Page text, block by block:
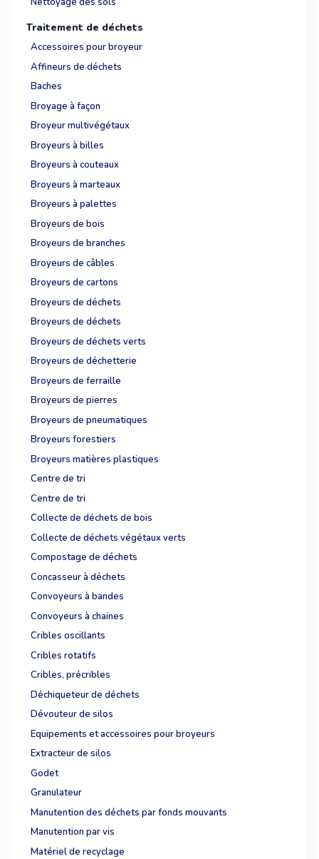
Traitement de déchets
Accessoires pour broyeur
Affineurs de déchets
Baches
Broyage à façon
Broyeur multivégétaux
Broyeurs à billes
Broyeurs à couteaux
Broyeurs à marteaux
Broyeurs à palettes
Broyeurs de bois
Broyeurs de branches
Broyeurs de câbles
Broyeurs de cartons
Broyeurs de déchets
Broyeurs de déchets
Broyeurs de déchets verts
Broyeurs de déchetterie
Broyeurs de ferraille
Broyeurs de pierres
Broyeurs de pneumatiques
Broyeurs forestiers
Broyeurs matières plastiques
Centre de tri
Centre de tri
Collecte de déchets de bois
Collecte de déchets végétaux verts
Compostage de déchets
Concasseur à déchets
Convoyeurs à bandes
Convoyeurs à chaines
Cribles oscillants
Cribles rotatifs
Cribles, précribles
Déchiqueteur de déchets
Dévouteur de silos
Equipements et accessoires pour broyeurs
Extracteur de silos
Godet
Granulateur
Manutention des déchets par fonds mouvants
Manutention par vis
Matériel de recyclage